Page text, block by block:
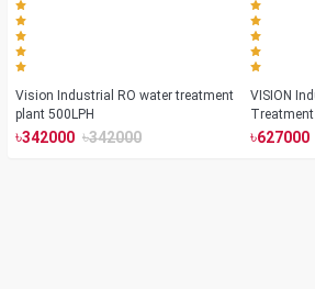
Vision Industrial RO water treatment
plant 500LPH
৳342000 ৳342000
VISION
Treatment
৳627000